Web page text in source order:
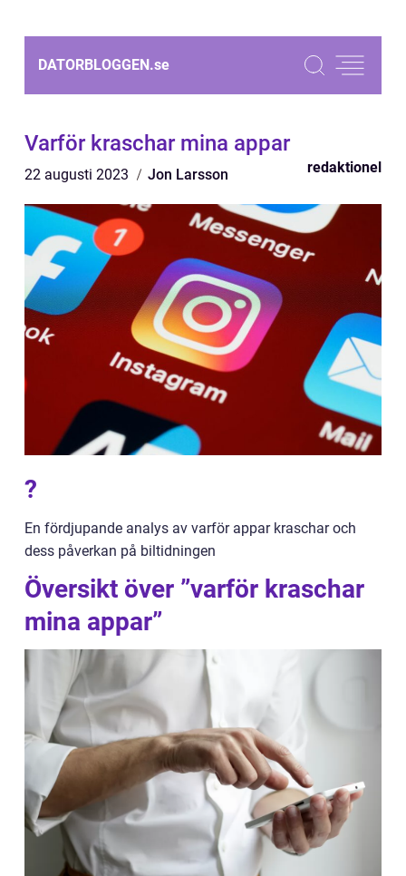
DATORBLOGGEN.se
Varför kraschar mina appar
22 augusti 2023 Jon Larsson redaktionel
?
En fördjupande analys av varför appar kraschar och
dess påverkan på biltidningen
Översikt över ”varför kraschar
mina appar”